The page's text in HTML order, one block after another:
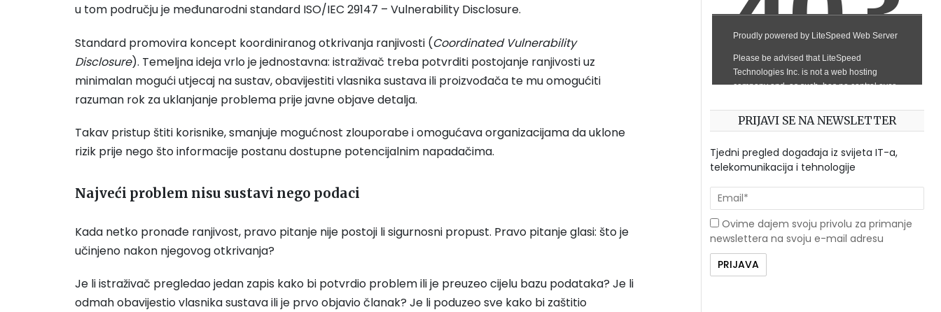
u tom području je međunarodni standard ISO/IEC 29147 – Vulnerability Disclosure.
Standard promovira koncept koordiniranog otkrivanja ranjivosti (Coordinated Vulnerability
Disclosure). Temeljna ideja vrlo je jednostavna: istraživač treba potvrditi postojanje ranjivosti uz
minimalan mogući utjecaj na sustav, obavijestiti vlasnika sustava ili proizvođača te mu omogućiti
razuman rok za uklanjanje problema prije javne objave detalja.
Takav pristup štiti korisnike, smanjuje mogućnost zlouporabe i omogućava organizacijama da uklone
rizik prije nego što informacije postanu dostupne potencijalnim napadačima.
Najveći problem nisu sustavi nego podaci
Kada netko pronađe ranjivost, pravo pitanje nije postoji li sigurnosni propust. Pravo pitanje glasi: što je
učinjeno nakon njegovog otkrivanja?
Je li istraživač pregledao jedan zapis kako bi potvrdio problem ili je preuzeo cijelu bazu podataka? Je li
odmah obavijestio vlasnika sustava ili je prvo objavio članak? Je li poduzeo sve kako bi zaštitio
PRIJAVI SE NA NEWSLETTER
Tjedni pregled događaja iz svijeta IT-a,
telekomunikacija i tehnologije
Ovime dajem svoju privolu za primanje
newslettera na svoju e-mail adresu